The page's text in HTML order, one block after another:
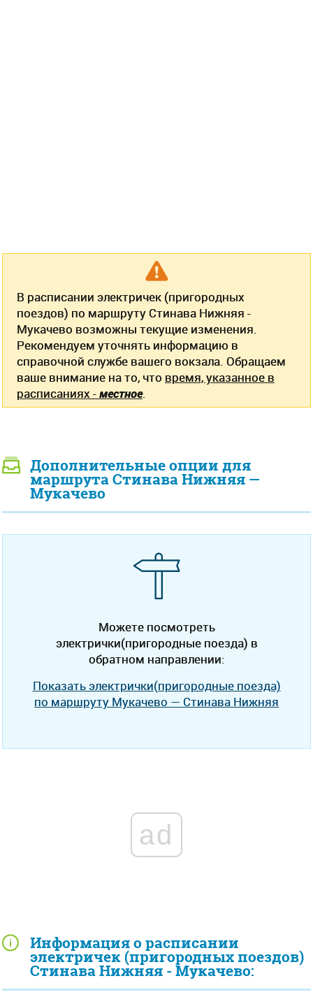
Информация о расписании
электричек (пригородных поездов)
Стинава Нижняя - Мукачево:
В расписании электричек (пригородных
поездов) по маршруту Стинава Нижняя -
Мукачево возможны текущие изменения.
Рекомендуем уточнять информацию в
справочной службе вашего вокзала. Обращаем
ваше внимание на то, что время, указанное в
расписаниях -местное.
Дополнительные опции для
маршрута Стинава Нижняя —
Мукачево
Можете посмотреть
электрички(пригородные поезда) в
обратном направлении:
Показать электрички(пригородные поезда)
по маршруту Мукачево — Стинава Нижняя
ad